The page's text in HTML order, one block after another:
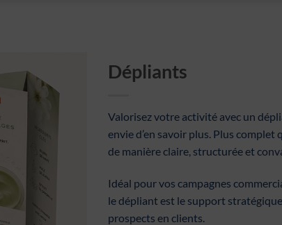
Dépliants
Valorisez votre activité avec un
envie d’en savoir plus. Plus
de manière claire, structurée et
Idéal pour vos campagnes
le dépliant est le support
prospects en clients.